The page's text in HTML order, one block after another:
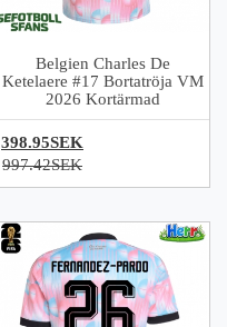
Belgien Charles De
Ketelaere #17 Bortatröja VM
2026 Kortärmad
398.95SEK
997.42SEK